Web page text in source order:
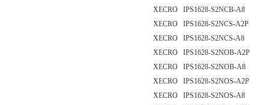
XECRO IPS1628-S2NCB-A8
XECRO IPS1628-S2NCS-A2P
XECRO IPS1628-S2NCS-A8
XECRO IPS1628-S2NOB-A2P
XECRO IPS1628-S2NOB-A8
XECRO IPS1628-S2NOS-A2P
XECRO IPS1628-S2NOS-A8